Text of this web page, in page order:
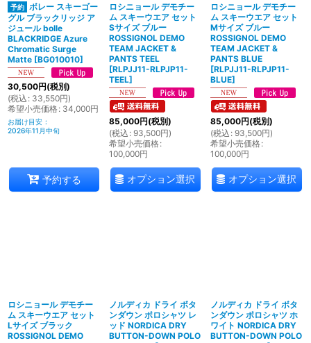
ボレー スキーゴー
グル ブラックリッジ ア
ジュール bolle
BLACKRIDGE Azure
Chromatic Surge
Matte [BG010010]
30,500円(税別)
(税込 : 33,550円)
希望小売価格: 34,000円
お届け目安 :
2026年11月中旬
予約する
ロシニョール デモチー
ム スキーウエア セット
Sサイズ ブルー
ROSSIGNOL DEMO
TEAM JACKET &
PANTS TEEL
[RLPJJ11-RLPJP11-
TEEL]
85,000円(税別)
(税込 : 93,500円)
希望小売価格:
100,000円
オプション選択
ロシニョール デモチー
ム スキーウエア セット
Mサイズ ブルー
ROSSIGNOL DEMO
TEAM JACKET &
PANTS BLUE
[RLPJJ11-RLPJP11-
BLUE]
85,000円(税別)
(税込 : 93,500円)
希望小売価格:
100,000円
オプション選択
ロシニョール デモチー
ム スキーウエア セット
Lサイズ ブラック
ROSSIGNOL DEMO
ノルディカ ドライ ボタ
ンダウン ポロシャツ レ
ッド NORDICA DRY
BUTTON-DOWN POLO
ノルディカ ドライ ボタ
ンダウン ポロシャツ ホ
ワイト NORDICA DRY
BUTTON-DOWN POLO